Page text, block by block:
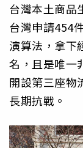
台灣本土商品
台灣申請454
演算法，拿下
名，且是唯一
開設第三座物
長期抗戰。